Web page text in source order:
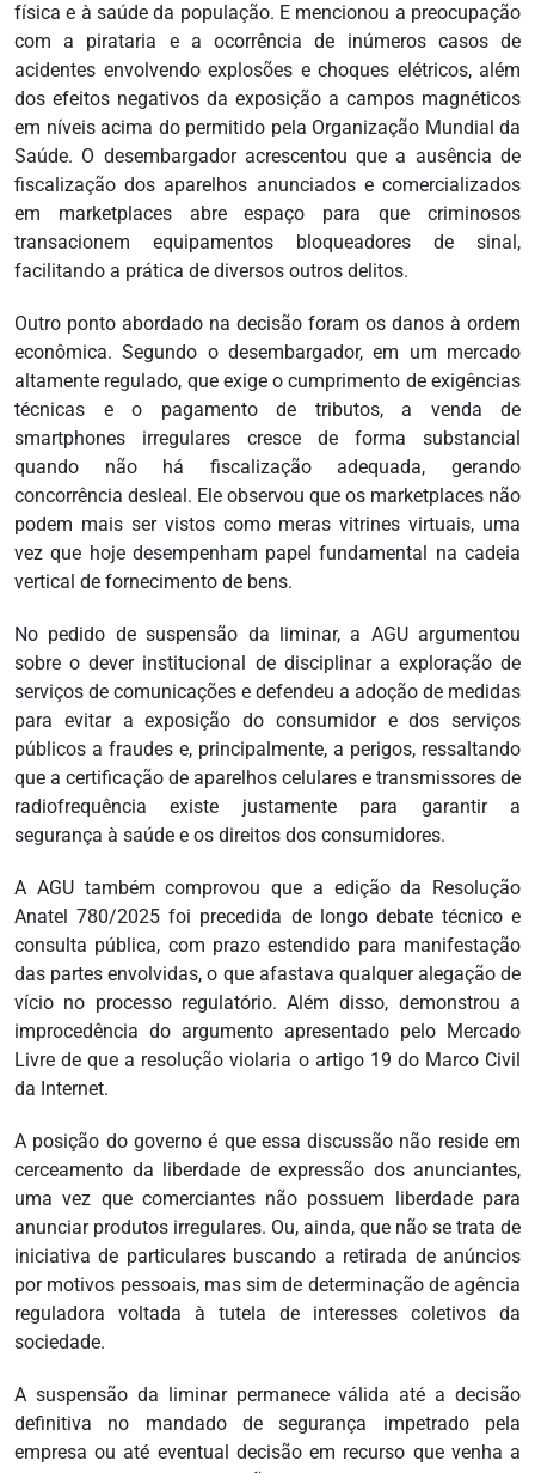
física e à saúde da população. E mencionou a preocupação
com a pirataria e a ocorrência de inúmeros casos de
acidentes envolvendo explosões e choques elétricos, além
dos efeitos negativos da exposição a campos magnéticos
em níveis acima do permitido pela Organização Mundial da
Saúde. O desembargador acrescentou que a ausência de
fiscalização dos aparelhos anunciados e comercializados
em marketplaces abre espaço para que criminosos
transacionem equipamentos bloqueadores de sinal,
facilitando a prática de diversos outros delitos.
Outro ponto abordado na decisão foram os danos à ordem
econômica. Segundo o desembargador, em um mercado
altamente regulado, que exige o cumprimento de exigências
técnicas e o pagamento de tributos, a venda de
smartphones irregulares cresce de forma substancial
quando não há fiscalização adequada, gerando
concorrência desleal. Ele observou que os marketplaces não
podem mais ser vistos como meras vitrines virtuais, uma
vez que hoje desempenham papel fundamental na cadeia
vertical de fornecimento de bens.
No pedido de suspensão da liminar, a AGU argumentou
sobre o dever institucional de disciplinar a exploração de
serviços de comunicações e defendeu a adoção de medidas
para evitar a exposição do consumidor e dos serviços
públicos a fraudes e, principalmente, a perigos, ressaltando
que a certificação de aparelhos celulares e transmissores de
radiofrequência existe justamente para garantir a
segurança à saúde e os direitos dos consumidores.
A AGU também comprovou que a edição da Resolução
Anatel 780/2025 foi precedida de longo debate técnico e
consulta pública, com prazo estendido para manifestação
das partes envolvidas, o que afastava qualquer alegação de
vício no processo regulatório. Além disso, demonstrou a
improcedência do argumento apresentado pelo Mercado
Livre de que a resolução violaria o artigo 19 do Marco Civil
da Internet.
A posição do governo é que essa discussão não reside em
cerceamento da liberdade de expressão dos anunciantes,
uma vez que comerciantes não possuem liberdade para
anunciar produtos irregulares. Ou, ainda, que não se trata de
iniciativa de particulares buscando a retirada de anúncios
por motivos pessoais, mas sim de determinação de agência
reguladora voltada à tutela de interesses coletivos da
sociedade.
A suspensão da liminar permanece válida até a decisão
definitiva no mandado de segurança impetrado pela
empresa ou até eventual decisão em recurso que venha a